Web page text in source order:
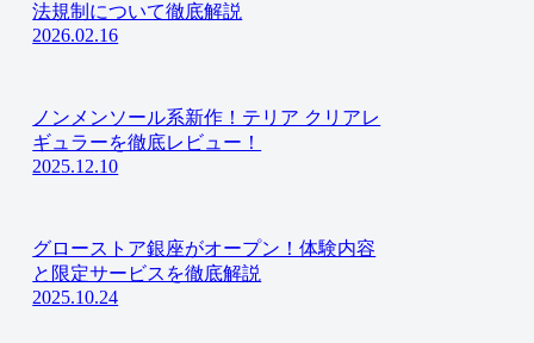
法規制について徹底解説
2026.02.16
ノンメンソール系新作！テリア クリアレ
ギュラーを徹底レビュー！
2025.12.10
グローストア銀座がオープン！体験内容
と限定サービスを徹底解説
2025.10.24